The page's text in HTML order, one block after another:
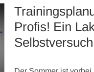
Profis! Ein
Selbstversuch